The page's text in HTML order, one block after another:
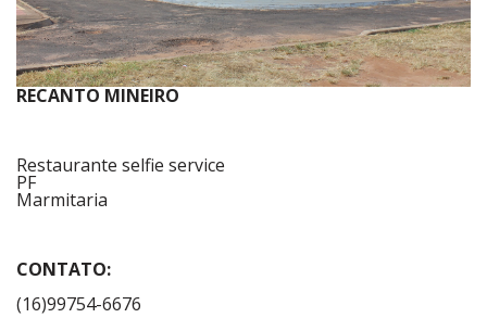
RECANTO MINEIRO
Restaurante selfie service
PF
Marmitaria
CONTATO:
(16)99754-6676